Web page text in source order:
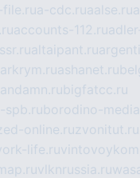
a-cdc.ruaalse.ru
accounts-112.ru
altaipant.ru
arkrym.ruashanet.ru
bigfatcc.ru
spb.ruborodino-
online.ruzvonitut.ru
life.ru
vlknrussia.ru